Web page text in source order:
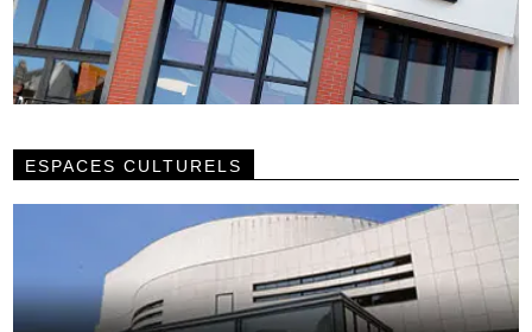
ESPACES CULTURELS